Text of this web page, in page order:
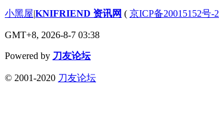
小黑屋|KNIFRIEND 资讯网 ( 京ICP备20015152号-2
GMT+8, 2026-8-7 03:38
Powered by 刀友论坛
© 2001-2020 刀友论坛